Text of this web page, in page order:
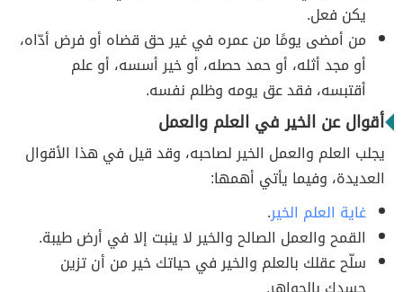
يكن فعل.
من أمضى يومًا من عمره في غير حق قضاه أو فرض أدّاه،
أو مجد أثله، أو حمد حصله، أو خير أسسه، أو علم
أقتبسه، فقد عق يومه وظلم نفسه.
أقوال عن الخير في العلم والعمل
يجلب العلم والعمل الخير لصاحبه، وقد قيل في هذا الأقوال
العديدة، وفيما يأتي أهمها:
غاية العلم الخير.
القمح والعمل الصالح والخير لا ينبت إلا في أرض طيبة.
سلّح عقلك بالعلم والخير في حياتك خير من أن تزين